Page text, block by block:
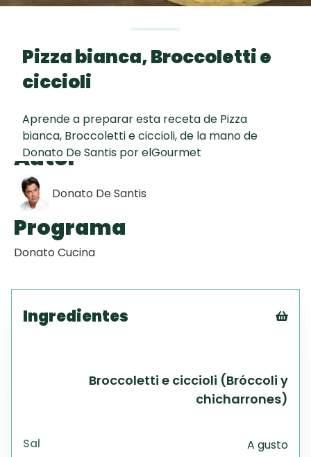
Galletas con
Tiramisú
Pizza bianca, Broccoletti e
ciccioli
Aprende a preparar esta receta de Pizza
bianca, Broccoletti e ciccioli, de la mano de
Donato De Santis por elGourmet
Autor
Donato De Santis
Programa
Donato Cucina
Ingredientes
Broccoletti e ciccioli (Bróccoli y
chicharrones)
Sal A gusto